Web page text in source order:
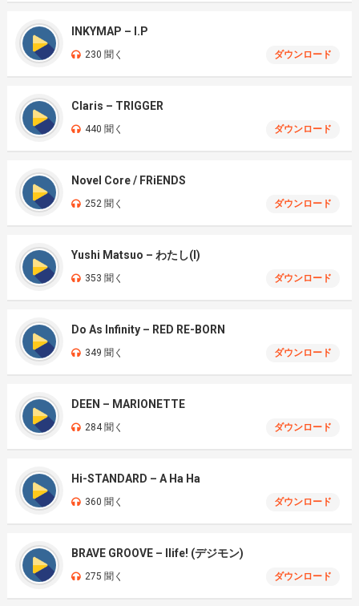
INKYMAP – I.P
230 聞く ダウンロード
Claris – TRIGGER
440 聞く ダウンロード
Novel Core / FRiENDS
252 聞く ダウンロード
Yushi Matsuo – わたし(I)
353 聞く ダウンロード
Do As Infinity – RED RE-BORN
349 聞く ダウンロード
DEEN – MARIONETTE
284 聞く ダウンロード
Hi-STANDARD – A Ha Ha
360 聞く ダウンロード
BRAVE GROOVE – Ilife! (デジモン)
275 聞く ダウンロード